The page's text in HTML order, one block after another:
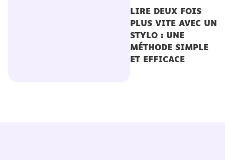
LIRE DEUX FOIS
PLUS VITE AVEC UN
STYLO : UNE
MÉTHODE SIMPLE
ET EFFICACE